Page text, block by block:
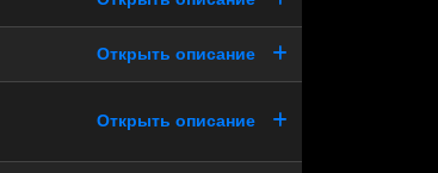
Открыть описание
Открыть описание